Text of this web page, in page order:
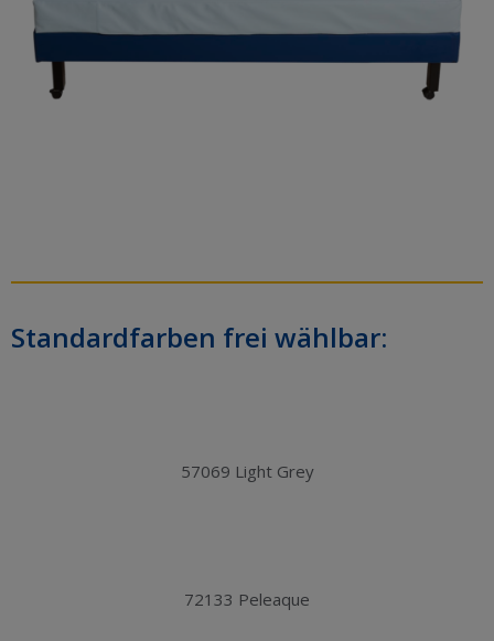
Standardfarben frei wählbar:
57069 Light Grey
72133 Peleaque